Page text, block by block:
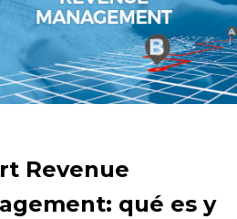
Revenue
qué es y